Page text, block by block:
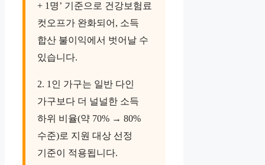
+ 1명’ 기준으로 건강보험료
컷오프가 완화되어, 소득
합산 불이익에서 벗어날 수
있습니다.
2. 1인 가구는 일반 다인
가구보다 더 널널한 소득
하위 비율(약 70% → 80%
수준)로 지원 대상 선정
기준이 적용됩니다.